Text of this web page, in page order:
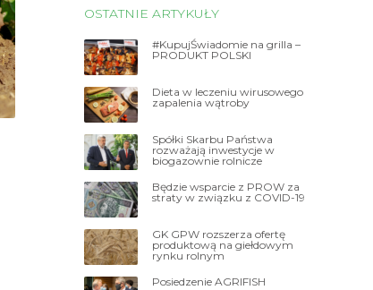
OSTATNIE ARTYKUŁY
#KupujŚwiadomie na grilla –
PRODUKT POLSKI
Dieta w leczeniu wirusowego
zapalenia wątroby
Spółki Skarbu Państwa
rozważają inwestycje w
biogazownie rolnicze
Będzie wsparcie z PROW za
straty w związku z COVID-19
GK GPW rozszerza ofertę
produktową na giełdowym
rynku rolnym
Posiedzenie AGRIFISH